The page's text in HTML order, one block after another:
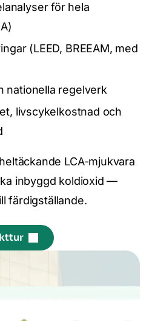
för hela
(LEED, BREEAM, med
nationella regelverk
livscykelkostnad och
LCA-mjukvara
inbyggd koldioxid —
färdigställande.